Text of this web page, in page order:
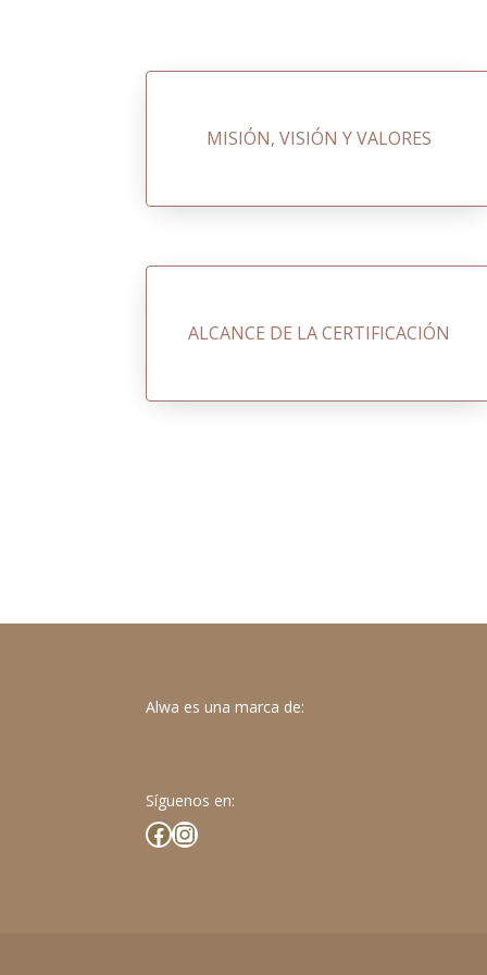
MISIÓN, VISIÓN Y VALORES
ALCANCE DE LA CERTIFICACIÓN
Alwa es una marca de:
Síguenos en:
Facebook
Instagram